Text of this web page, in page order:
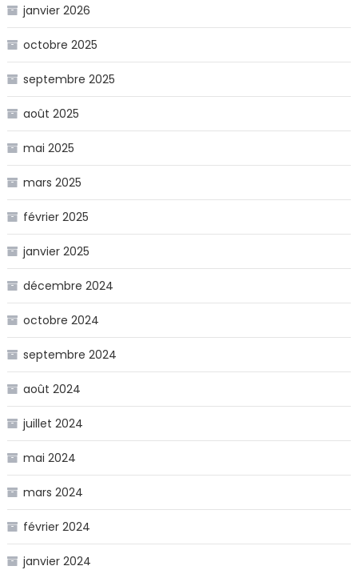
janvier 2026
octobre 2025
septembre 2025
août 2025
mai 2025
mars 2025
février 2025
janvier 2025
décembre 2024
octobre 2024
septembre 2024
août 2024
juillet 2024
mai 2024
mars 2024
février 2024
janvier 2024